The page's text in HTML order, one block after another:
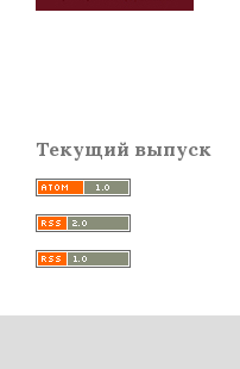
Текущий выпуск